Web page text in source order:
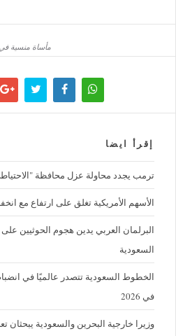
مأساة منسية في هرمز.. 8 آلاف بحار
إقرأ ايضا
ترمب يجدد محاولة عزل محافظة
الأسهم الأمريكية تغلق على ارتفاع مع
البرلمان العربي يدين هجوم الحوثيين
السعودية
الخطوط السعودية تتصدر عالميًا في
في 2026
وزيرا خارجية البحرين والسعودية يبحثان